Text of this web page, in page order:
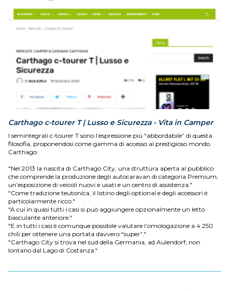
Carthago c-tourer T | Lusso e Sicurezza - Vita in Camper
I semintegrali c-tourer T sono l’espressione più “abbordabile” di questa
filosofia, proponendosi come gamma di accesso al prestigioso mondo
Carthago.
"Nel 2013 la nascita di Carthago City, una struttura aperta al pubblico
che comprende la produzione degli autocaravan di categoria Premium,
un’esposizione di veicoli nuovi e usati e un centro di assistenza."
"Come tradizione teutonica, il listino degli optional e degli accessori è
particolarmente ricco."
"A cui in quasi tutti i casi si può aggiungere opzionalmente un letto
basculante anteriore."
"E in tutti i casi è comunque possibile valutare l’omologazione a 4.250
chili per ottenere una portata davvero “super”."
"Carthago City si trova nel sud della Germania, ad Aulendorf, non
lontano dal Lago di Costanza."